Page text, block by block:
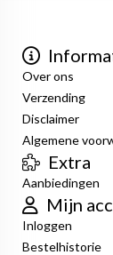
Over ons
Verzending
Disclaimer
Algemene
Extra
Aanbiedingen
Mijn
Inloggen
Bestelhistorie